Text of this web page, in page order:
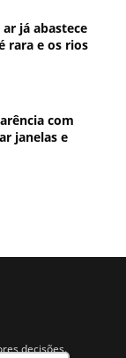
já abastece
rara e os rios
com
janelas e
decisões.